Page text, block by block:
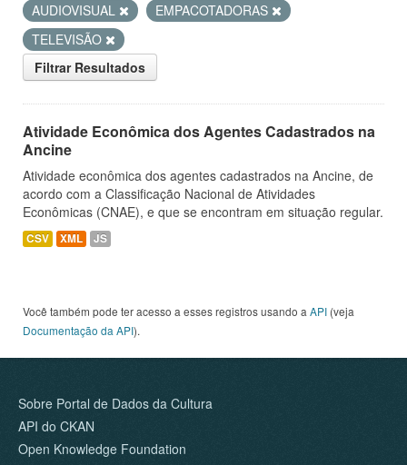
AUDIOVISUAL
EMPACOTADORAS
TELEVISÃO
Filtrar Resultados
Atividade Econômica dos Agentes Cadastrados na
Ancine
Atividade econômica dos agentes cadastrados na Ancine, de
acordo com a Classificação Nacional de Atividades
Econômicas (CNAE), e que se encontram em situação regular.
CSV XML JS
Você também pode ter acesso a esses registros usando a API (veja
Documentação da API).
Sobre Portal de Dados da Cultura
API do CKAN
Open Knowledge Foundation